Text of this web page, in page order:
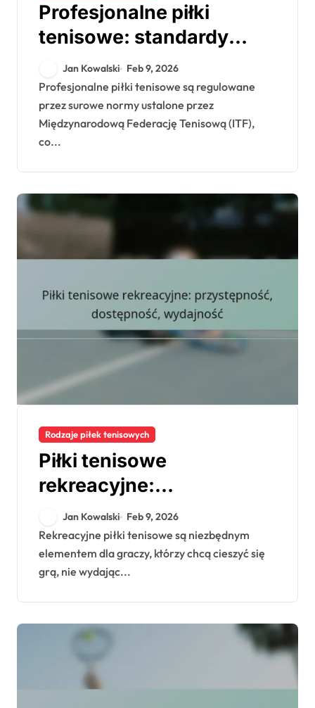
Profesjonalne piłki
tenisowe: standardy
turniejowe, porównania
marek, wydajność
Jan Kowalski Feb 9, 2026
Profesjonalne piłki tenisowe są regulowane
przez surowe normy ustalone przez
Międzynarodową Federację Tenisową (ITF),
co...
Rodzaje piłek tenisowych
Piłki tenisowe
rekreacyjne:
przystępność,
dostępność, wydajność
Jan Kowalski Feb 9, 2026
Rekreacyjne piłki tenisowe są niezbędnym
elementem dla graczy, którzy chcą cieszyć się
grą, nie wydając...